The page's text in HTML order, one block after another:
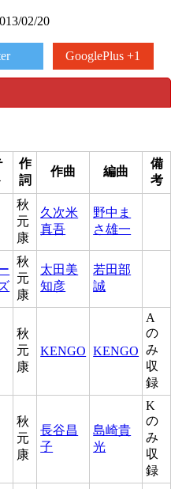
02/20
GooglePlus +1
作
詞
作曲 編曲
備
考
秋
元
康
久次米
真吾
野中ま
さ雄一
秋
元
康
太田美
知彦
若田部
誠
秋
元
康
KENGO KENGO
A
の
み
収
録
秋
元
康
長谷昌
子
島崎貴
光
K
の
み
収
録